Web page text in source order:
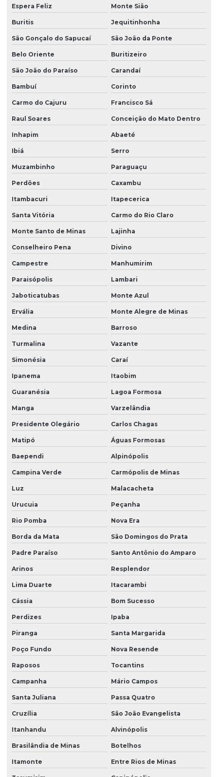
Espera Feliz Monte Sião
Buritis Jequitinhonha
São Gonçalo do Sapucaí São João da Ponte
Belo Oriente Buritizeiro
São João do Paraíso Carandaí
Bambuí Corinto
Carmo do Cajuru Francisco Sá
Raul Soares Conceição do Mato Dentro
Inhapim Abaeté
Ibiá Serro
Muzambinho Paraguaçu
Perdões Caxambu
Itambacuri Itapecerica
Santa Vitória Carmo do Rio Claro
Monte Santo de Minas Lajinha
Conselheiro Pena Divino
Campestre Manhumirim
Paraisópolis Lambari
Jaboticatubas Monte Azul
Ervália Monte Alegre de Minas
Medina Barroso
Turmalina Vazante
Simonésia Caraí
Ipanema Itaobim
Guaranésia Lagoa Formosa
Manga Varzelândia
Presidente Olegário Carlos Chagas
Matipó Águas Formosas
Baependi Alpinópolis
Campina Verde Carmópolis de Minas
Luz Malacacheta
Urucuia Peçanha
Rio Pomba Nova Era
Borda da Mata São Domingos do Prata
Padre Paraíso Santo Antônio do Amparo
Arinos Resplendor
Lima Duarte Itacarambi
Cássia Bom Sucesso
Perdizes Ipaba
Piranga Santa Margarida
Poço Fundo Nova Resende
Raposos Tocantins
Campanha Mário Campos
Santa Juliana Passa Quatro
Cruzília São João Evangelista
Itanhandu Alvinópolis
Brasilândia de Minas Botelhos
Itamonte Entre Rios de Minas